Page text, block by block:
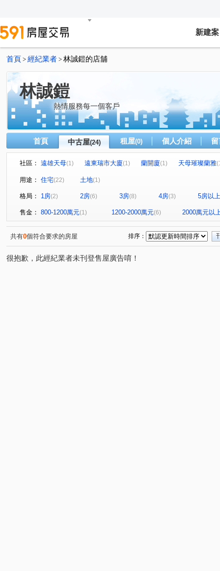
新建案
首頁 > 經紀業者 > 林誠鎧的店舖
林誠鎧
熱情服務每一個客戶
首頁 中古屋(24) 租屋(0) 個人介紹
社區： 遠雄天母(1) 遠東瑞市大廈(1) 蘭開廈(1) 天母璀璨蘭雅
自由綠洲 尊賢街264巷3號
天母優質公寓
(1) 璞園上誠(1) 復興崗捷運站
後港街
達麗天蒔(1) 文化國宅B區(1) 力方飛(1) 湖子路(1)
文林北路(2) 公館路(1) 德行東路(2) 中央北路三段(1)
尊賢街(2) 致遠一路一段(1) 明水路(1)
中正東路二段(2) 東華街一段(1) 崗山路(2) 後港街(1)
致遠三路(1) 承德路七段(1)
用途： 住宅(22) 土地(1)
格局： 1房(2) 2房(6) 3房(8) 4房(3) 5房以上
售金： 800-1200萬元(1) 1200-2000萬元(6) 2000萬元以
共有0個符合要求的房屋 排序：
很抱歉，此經紀業者未刊登售屋廣告唷！